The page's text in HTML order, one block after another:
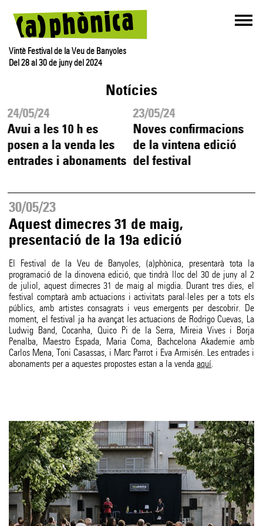
Vintè Festival de la Veu de Banyoles
Del 28 al 30 de juny del 2024
Notícies
24/05/24
Avui a les 10 h es
posen a la venda les
entrades i abonaments
23/05/24
Noves confirmacions
de la vintena edició
del festival
30/05/23
Aquest dimecres 31 de maig,
presentació de la 19a edició
El Festival de la Veu de Banyoles, (a)phònica, presentarà tota la
programació de la dinovena edició, que tindrà lloc del 30 de juny al 2
de juliol, aquest dimecres 31 de maig al migdia. Durant tres dies, el
festival comptarà amb actuacions i activitats paral·leles per a tots els
públics, amb artistes consagrats i veus emergents per descobrir. De
moment, el festival ja ha avançat les actuacions de Rodrigo Cuevas, La
Ludwig Band, Cocanha, Quico Pi de la Serra, Mireia Vives i Borja
Penalba, Maestro Espada, Maria Coma, Bachcelona Akademie amb
Carlos Mena, Toni Casassas, i Marc Parrot i Eva Armisén. Les entrades i
abonaments per a aquestes propostes estan a la vendaaquí.